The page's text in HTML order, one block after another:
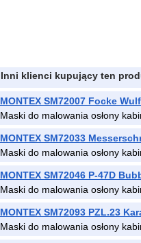
Inni klienci kupujący ten
MONTEX SM72007 Focke
Maski do malowania osłony
MONTEX SM72033
Maski do malowania osłony
MONTEX SM72046 P-47D
Maski do malowania osłony
MONTEX SM72093 PZL.23
Maski do malowania osłony